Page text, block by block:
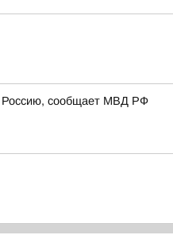
Россию, сообщает МВД РФ